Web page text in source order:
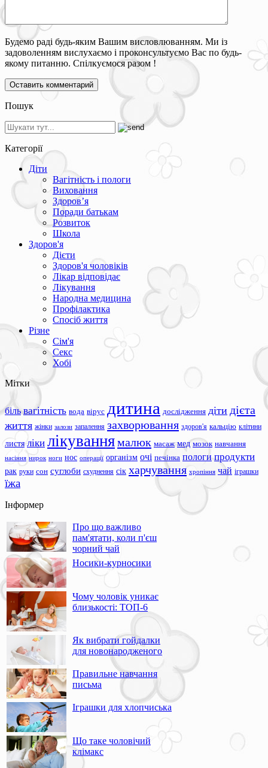
Будемо раді будь-яким Вашим висловлюванням. Ми із
задоволенням вислухаємо і проконсультуємо Вас по будь-
якому питанню. Спілкуємося разом !
Пошук
Категорії
Діти
Вагітність і пологи
Виховання
Здоров’я
Поради батькам
Розвиток
Школа
Здоров'я
Дієти
Здоров'я чоловіків
Лікар відповідає
Лікування
Народна медицина
Профілактика
Спосіб життя
Різне
Сім'я
Секс
Хобі
Мітки
біль вагітність вода вірус дитина дослідження діти дієта
життя жінки залози запалення захворювання здоров'я кальцію клітини
листя ліки лікуваннямалюк масаж мед мозок навчання
насіння нирок ноги нос операції організм очі печінка пологи продукти
рак руки сон суглоби схуднення сік харчування хропіння чай іграшки
їжа
Інформер
Про що важливо
пам'ятати, коли п'єш
чорний чай
Носики-курносики
Чому чоловік уникає
близькості: ТОП-6
Як вибрати гойдалки
для новонародженого
Правильне навчання
письма
Іграшки для хлопчиська
Що таке чоловічий
клімакс